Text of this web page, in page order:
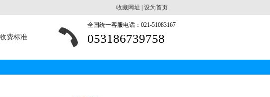
收藏网址 设为首页
收费标准
全国统一客服电话：021-51083167
053186739758